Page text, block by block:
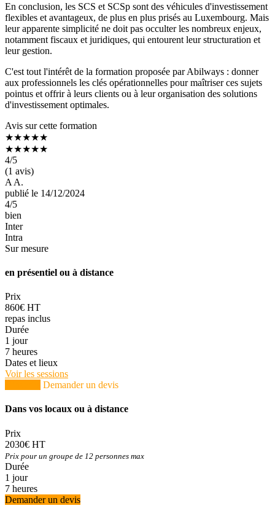
En conclusion, les SCS et SCSp sont des véhicules d'investissement
flexibles et avantageux, de plus en plus prisés au Luxembourg. Mais
leur apparente simplicité ne doit pas occulter les nombreux enjeux,
notamment fiscaux et juridiques, qui entourent leur structuration et
leur gestion.
C'est tout l'intérêt de la formation proposée par Abilways : donner
aux professionnels les clés opérationnelles pour maîtriser ces sujets
pointus et offrir à leurs clients ou à leur organisation des solutions
d'investissement optimales.
Avis sur cette formation
★★★★★
★★★★★
4/5
(1 avis)
A A.
publié le 14/12/2024
4/5
bien
Inter
Intra
Sur mesure
en présentiel ou à distance
Prix
860€ HT
repas inclus
Durée
1 jour
7 heures
Dates et lieux
Voir les sessions
Demander un devis
Dans vos locaux ou à distance
Prix
2030€ HT
Prix pour un groupe de 12 personnes max
Durée
1 jour
7 heures
Demander un devis